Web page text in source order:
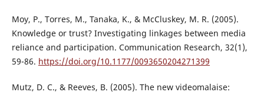
Moy, P., Torres, M., Tanaka, K., & McCluskey, M. R. (2005).
Knowledge or trust? Investigating linkages between media
reliance and participation. Communication Research, 32(1),
59-86. https://doi.org/10.1177/0093650204271399
Mutz, D. C., & Reeves, B. (2005). The new videomalaise: